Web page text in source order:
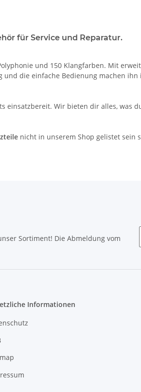
für Service und Reparatur.
und 150 Klangfarben. Mit
die einfache Bedienung machen
einsatzbereit. Wir bieten dir alles, was
nicht in unserem Shop gelistet sein
Sortiment! Die Abmeldung vom
Informationen